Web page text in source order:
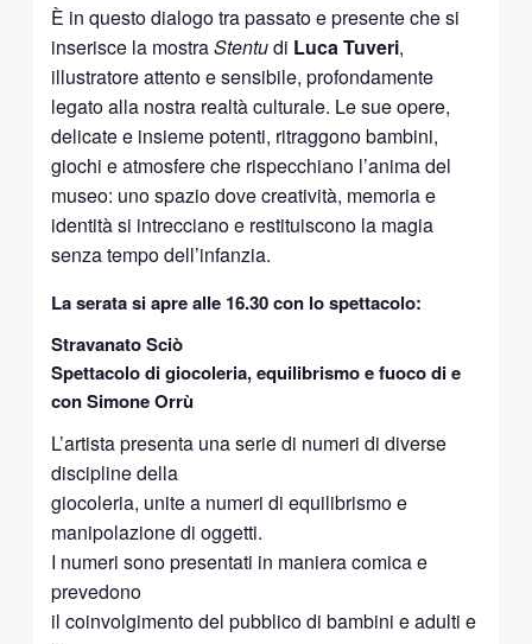
È in questo dialogo tra passato e presente che si
inserisce la mostraStentudi Luca Tuveri,
illustratore attento e sensibile, profondamente
legato alla nostra realtà culturale. Le sue opere,
delicate e insieme potenti, ritraggono bambini,
giochi e atmosfere che rispecchiano l’anima del
museo: uno spazio dove creatività, memoria e
identità si intrecciano e restituiscono la magia
senza tempo dell’infanzia.
La serata si apre alle 16.30 con lo spettacolo:
Stravanato Sciò
Spettacolo di giocoleria, equilibrismo e fuoco di e
con Simone Orrù
L’artista presenta una serie di numeri di diverse
discipline della
giocoleria, unite a numeri di equilibrismo e
manipolazione di oggetti.
I numeri sono presentati in maniera comica e
prevedono
il coinvolgimento del pubblico di bambini e adulti e